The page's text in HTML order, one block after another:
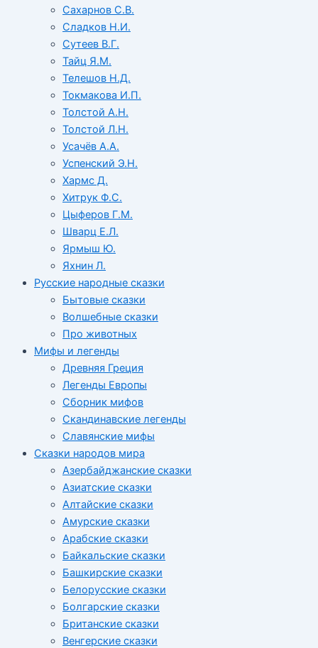
Сахарнов С.В.
Сладков Н.И.
Сутеев В.Г.
Тайц Я.М.
Телешов Н.Д.
Токмакова И.П.
Толстой А.Н.
Толстой Л.Н.
Усачёв А.А.
Успенский Э.Н.
Хармс Д.
Хитрук Ф.С.
Цыферов Г.М.
Шварц Е.Л.
Ярмыш Ю.
Яхнин Л.
Русские народные сказки
Бытовые сказки
Волшебные сказки
Про животных
Мифы и легенды
Древняя Греция
Легенды Европы
Сборник мифов
Скандинавские легенды
Славянские мифы
Сказки народов мира
Азербайджанские сказки
Азиатские сказки
Алтайские сказки
Амурские сказки
Арабские сказки
Байкальские сказки
Башкирские сказки
Белорусские сказки
Болгарские сказки
Британские сказки
Венгерские сказки